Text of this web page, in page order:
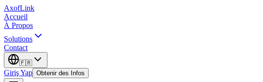
AxofLink
Accueil
À Propos
Solutions
Contact
🇫🇷
Giriş Yap Obtenir des Infos